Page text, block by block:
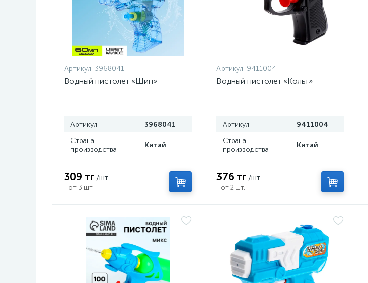
Артикул: 3968041
Водный пистолет «Шип»
Артикул
3968041
Страна
производства
Китай
309 тг /шт
от 3 шт.
Артикул: 9411004
Водный пистолет «Кольт»
Артикул
9411004
Страна
производства
Китай
376 тг /шт
от 2 шт.